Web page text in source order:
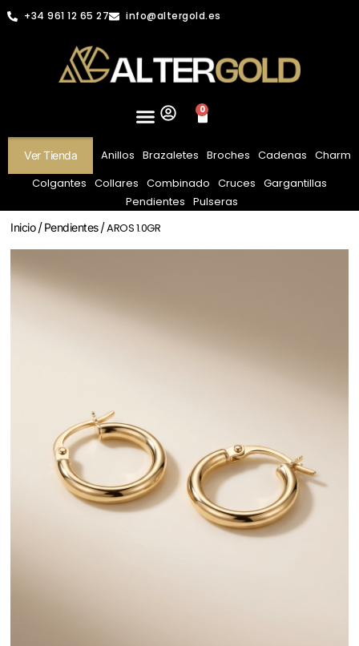
+34 961 12 65 27 info@altergold.es
0
Ver Tienda Anillos Brazaletes Broches Cadenas Charm
Colgantes Collares Combinado Cruces Gargantillas
Pendientes Pulseras
Inicio/Pendientes/ AROS 1.0GR